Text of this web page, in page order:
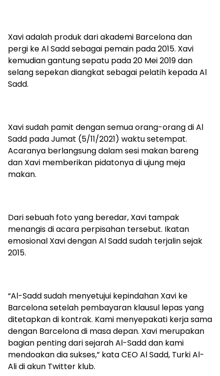
Xavi adalah produk dari akademi Barcelona dan
pergi ke Al Sadd sebagai pemain pada 2015. Xavi
kemudian gantung sepatu pada 20 Mei 2019 dan
selang sepekan diangkat sebagai pelatih kepada Al
Sadd.
Xavi sudah pamit dengan semua orang-orang di Al
Sadd pada Jumat (5/11/2021) waktu setempat.
Acaranya berlangsung dalam sesi makan bareng
dan Xavi memberikan pidatonya di ujung meja
makan.
Dari sebuah foto yang beredar, Xavi tampak
menangis di acara perpisahan tersebut. Ikatan
emosional Xavi dengan Al Sadd sudah terjalin sejak
2015.
“Al-Sadd sudah menyetujui kepindahan Xavi ke
Barcelona setelah pembayaran klausul lepas yang
ditetapkan di kontrak. Kami menyepakati kerja sama
dengan Barcelona di masa depan. Xavi merupakan
bagian penting dari sejarah Al-Sadd dan kami
mendoakan dia sukses,” kata CEO Al Sadd, Turki Al-
Ali di akun Twitter klub.